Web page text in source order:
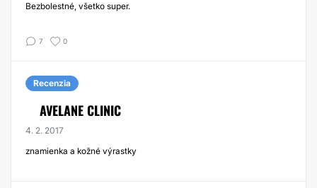
Bezbolestné, všetko super.
7 0
Recenzia
AVELANE CLINIC
4. 2. 2017
znamienka a kožné výrastky